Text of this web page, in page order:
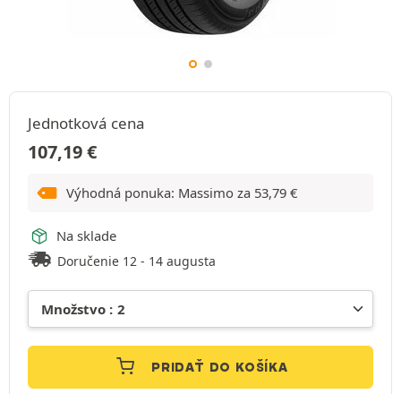
Jednotková cena
107,19€
Výhodná ponuka: Massimo za 53,79 €
Na sklade
Doručenie 12 - 14 augusta
PRIDAŤ DO KOŠÍKA